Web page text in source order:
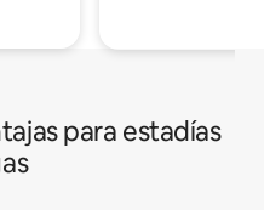
para estadías